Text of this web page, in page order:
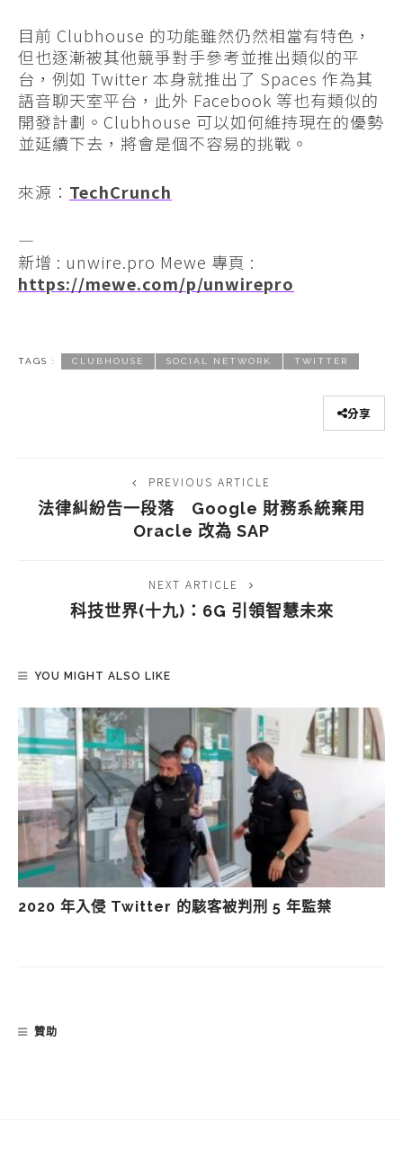
目前 Clubhouse 的功能雖然仍然相當有特色，
但也逐漸被其他競爭對手參考並推出類似的平
台，例如 Twitter 本身就推出了 Spaces 作為其
語音聊天室平台，此外 Facebook 等也有類似的
開發計劃。Clubhouse 可以如何維持現在的優勢
並延續下去，將會是個不容易的挑戰。
來源： TechCrunch
—
新增 : unwire.pro Mewe 專頁 :
https://mewe.com/p/unwirepro
TAGS : CLUBHOUSE SOCIAL NETWORK TWITTER
分享
PREVIOUS ARTICLE
法律糾紛告一段落 Google 財務系統棄用
Oracle 改為 SAP
NEXT ARTICLE
科技世界(十九)：6G 引領智慧未來
YOU MIGHT ALSO LIKE
2020 年入侵 Twitter 的駭客被判刑 5 年監禁
贊助